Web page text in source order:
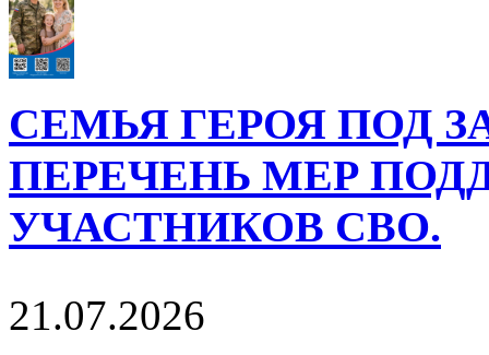
СЕМЬЯ ГЕРОЯ ПОД
ПЕРЕЧЕНЬ МЕР
УЧАСТНИКОВ СВО.
21.07.2026